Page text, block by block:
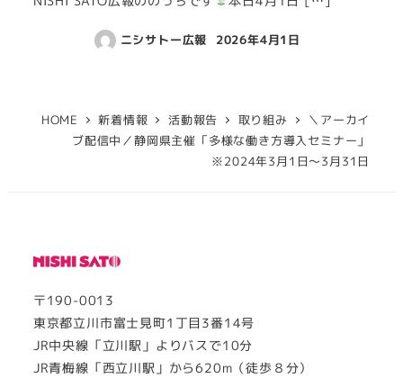
ニシサトー広報 2026年4月1日
HOME 新着情報 活動報告 取り組み
＼アーカイ
ブ配信中／静岡県主催「多様な働き方導入セミナー」
※2024年3月1日～3月31日
〒190-0013
東京都立川市富士見町1丁目3番14号
JR中央線「立川駅」よりバスで10分
JR青梅線「西立川駅」から620m（徒歩８分）